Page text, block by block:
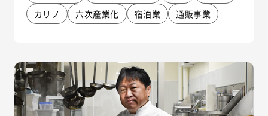
カリノ
六次産業化 宿泊業 通販事業